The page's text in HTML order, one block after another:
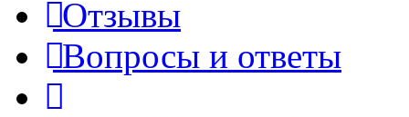
Отзывы
Вопросы и ответы